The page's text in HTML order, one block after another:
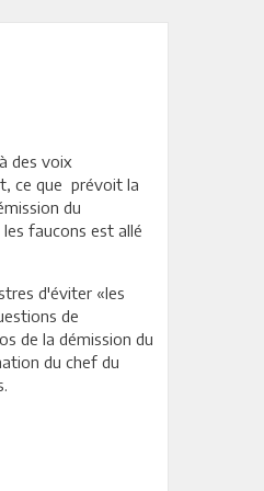
des voix
ce que prévoit la
du
faucons est allé
d'éviter «les
de
de la démission du
du chef du